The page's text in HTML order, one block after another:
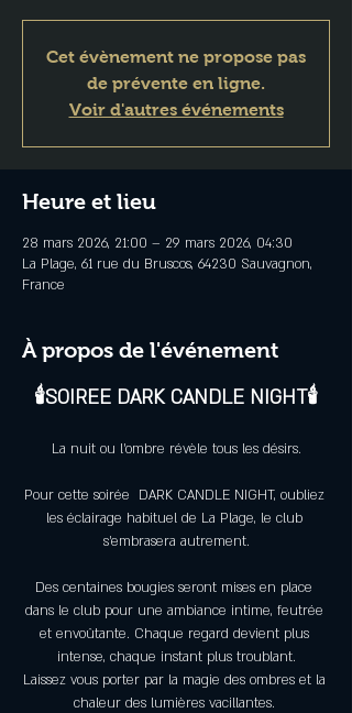
Cet évènement ne propose pas
de prévente en ligne.
Voir d'autres événements
Heure et lieu
28 mars 2026, 21:00 – 29 mars 2026, 04:30
La Plage, 61 rue du Bruscos, 64230 Sauvagnon,
France
À propos de l'événement
🕯️SOIREE DARK CANDLE NIGHT🕯️
La nuit ou l’ombre révèle tous les désirs.
Pour cette soirée  DARK CANDLE NIGHT, oubliez
les éclairage habituel de La Plage, le club
s’embrasera autrement.
Des centaines bougies seront mises en place
dans le club pour une ambiance intime, feutrée
et envoûtante. Chaque regard devient plus
intense, chaque instant plus troublant.
Laissez vous porter par la magie des ombres et la
chaleur des lumières vacillantes.